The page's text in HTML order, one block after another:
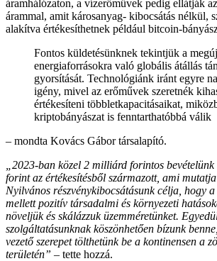
áramhálózaton, a vízerőművek pedig ellátják
árammal, amit károsanyag- kibocsátás nélkül,
alakítva értékesíthetnek például bitcoin-
Fontos küldetésünknek tekintjük a
energiaforrásokra való globális átállás
gyorsítását. Technológiánk iránt egyre
igény, mivel az erőművek szeretnék
értékesíteni többletkapacitásaikat,
kriptobányászat is fenntarthatóbbá válik
– mondta Kovács Gábor társalapító.
„2023-ban közel 2 milliárd forintos
forint az értékesítésből származott, ami
Nyilvános részvénykibocsátásunk célja, hogy
mellett pozitív társadalmi és környezeti
növeljük és skálázzuk üzemméretünket.
szolgáltatásunknak köszönhetően bízunk
vezető szerepet tölthetünk be a kontinensen a
területén” – tette hozzá.